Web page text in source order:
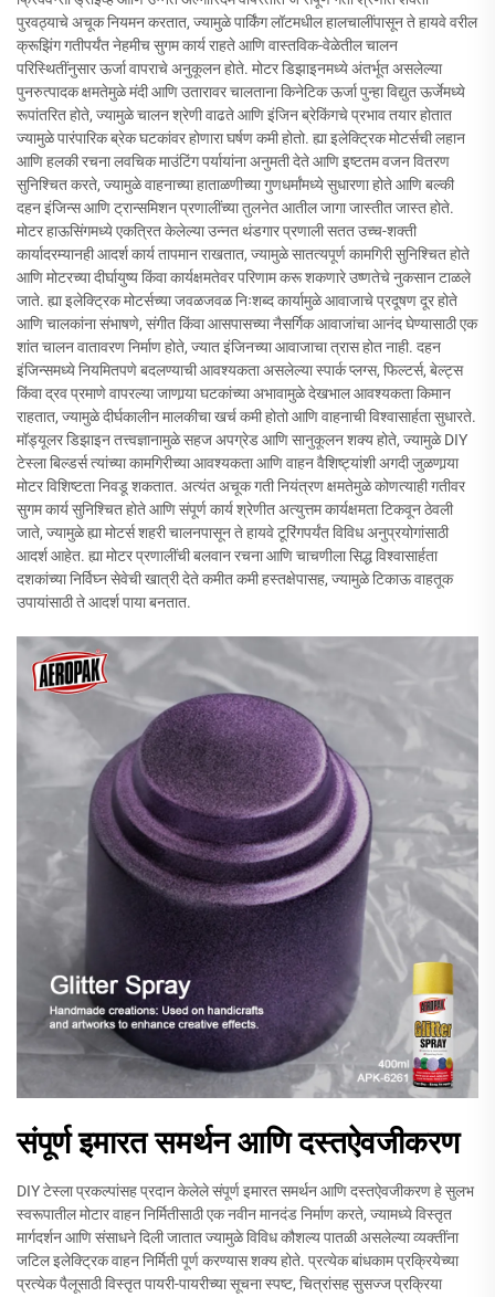
पुरवठ्याचे अचूक नियमन करतात, ज्यामुळे पार्किंग लॉटमधील हालचालींपासून ते हायवे वरील
क्रूझिंग गतीपर्यंत नेहमीच सुगम कार्य राहते आणि वास्तविक-वेळेतील चालन
परिस्थितींनुसार ऊर्जा वापराचे अनुकूलन होते. मोटर डिझाइनमध्ये अंतर्भूत असलेल्या
पुनरुत्पादक क्षमतेमुळे मंदी आणि उतारावर चालताना किनेटिक ऊर्जा पुन्हा विद्युत ऊर्जेमध्ये
रूपांतरित होते, ज्यामुळे चालन श्रेणी वाढते आणि इंजिन ब्रेकिंगचे प्रभाव तयार होतात
ज्यामुळे पारंपारिक ब्रेक घटकांवर होणारा घर्षण कमी होतो. ह्या इलेक्ट्रिक मोटर्सची लहान
आणि हलकी रचना लवचिक माउंटिंग पर्यायांना अनुमती देते आणि इष्टतम वजन वितरण
सुनिश्चित करते, ज्यामुळे वाहनाच्या हाताळणीच्या गुणधर्मांमध्ये सुधारणा होते आणि बल्की
दहन इंजिन्स आणि ट्रान्समिशन प्रणालींच्या तुलनेत आतील जागा जास्तीत जास्त होते.
मोटर हाऊसिंगमध्ये एकत्रित केलेल्या उन्नत थंडगार प्रणाली सतत उच्च-शक्ती
कार्यादरम्यानही आदर्श कार्य तापमान राखतात, ज्यामुळे सातत्यपूर्ण कामगिरी सुनिश्चित होते
आणि मोटरच्या दीर्घायुष्य किंवा कार्यक्षमतेवर परिणाम करू शकणारे उष्णतेचे नुकसान टाळले
जाते. ह्या इलेक्ट्रिक मोटर्सच्या जवळजवळ निःशब्द कार्यामुळे आवाजाचे प्रदूषण दूर होते
आणि चालकांना संभाषणे, संगीत किंवा आसपासच्या नैसर्गिक आवाजांचा आनंद घेण्यासाठी एक
शांत चालन वातावरण निर्माण होते, ज्यात इंजिनच्या आवाजाचा त्रास होत नाही. दहन
इंजिन्समध्ये नियमितपणे बदलण्याची आवश्यकता असलेल्या स्पार्क प्लग्स, फिल्टर्स, बेल्ट्स
किंवा द्रव प्रमाणे वापरल्या जाणार्‍या घटकांच्या अभावामुळे देखभाल आवश्यकता किमान
राहतात, ज्यामुळे दीर्घकालीन मालकीचा खर्च कमी होतो आणि वाहनाची विश्वासार्हता सुधारते.
मॉड्यूलर डिझाइन तत्त्वज्ञानामुळे सहज अपग्रेड आणि सानुकूलन शक्य होते, ज्यामुळे DIY
टेस्ला बिल्डर्स त्यांच्या कामगिरीच्या आवश्यकता आणि वाहन वैशिष्ट्यांशी अगदी जुळणार्‍या
मोटर विशिष्टता निवडू शकतात. अत्यंत अचूक गती नियंत्रण क्षमतेमुळे कोणत्याही गतीवर
सुगम कार्य सुनिश्चित होते आणि संपूर्ण कार्य श्रेणीत अत्युत्तम कार्यक्षमता टिकवून ठेवली
जाते, ज्यामुळे ह्या मोटर्स शहरी चालनपासून ते हायवे टूरिंगपर्यंत विविध अनुप्रयोगांसाठी
आदर्श आहेत. ह्या मोटर प्रणालींची बलवान रचना आणि चाचणीला सिद्ध विश्वासार्हता
दशकांच्या निर्विघ्न सेवेची खात्री देते कमीत कमी हस्तक्षेपासह, ज्यामुळे टिकाऊ वाहतूक
उपायांसाठी ते आदर्श पाया बनतात.
संपूर्ण इमारत समर्थन आणि दस्तऐवजीकरण
DIY टेस्ला प्रकल्पांसह प्रदान केलेले संपूर्ण इमारत समर्थन आणि दस्तऐवजीकरण हे सुलभ
स्वरूपातील मोटार वाहन निर्मितीसाठी एक नवीन मानदंड निर्माण करते, ज्यामध्ये विस्तृत
मार्गदर्शन आणि संसाधने दिली जातात ज्यामुळे विविध कौशल्य पातळी असलेल्या व्यक्तींना
जटिल इलेक्ट्रिक वाहन निर्मिती पूर्ण करण्यास शक्य होते. प्रत्येक बांधकाम प्रक्रियेच्या
प्रत्येक पैलूसाठी विस्तृत पायरी-पायरीच्या सूचना स्पष्ट, चित्रांसह सुसज्ज प्रक्रिया